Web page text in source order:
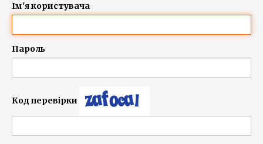
Ім'я користувача
Пароль
Код перевірки